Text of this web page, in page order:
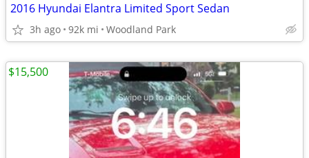
2016 Hyundai Elantra Limited Sport Sedan
3h ago 92k mi Woodland Park
$15,500